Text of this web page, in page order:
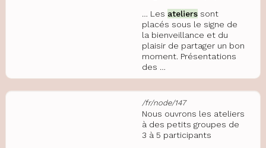
… Les ateliers sont
placés sous le signe de
la bienveillance et du
plaisir de partager un bon
moment. Présentations
des …
/fr/node/147
Nous ouvrons les ateliers
à des petits groupes de
3 à 5 participants